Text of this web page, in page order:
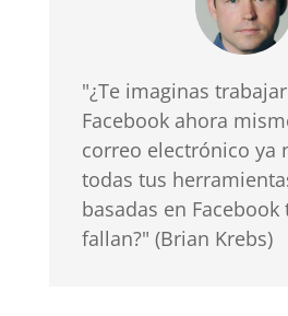
"¿Te imaginas
Facebook ahora
correo electrónico ya
todas tus
basadas en
fallan?" (Brian Krebs)